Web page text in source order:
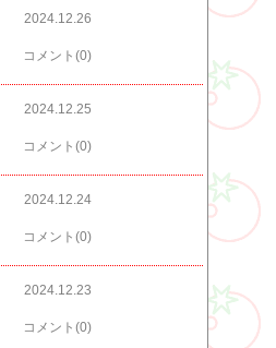
2024.12.26
コメント(0)
2024.12.25
コメント(0)
2024.12.24
コメント(0)
2024.12.23
コメント(0)